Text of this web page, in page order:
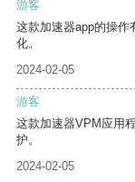
游客
这款加速器app的操作
化。
2024-02-05
游客
这款加速器VPM应用
护。
2024-02-05